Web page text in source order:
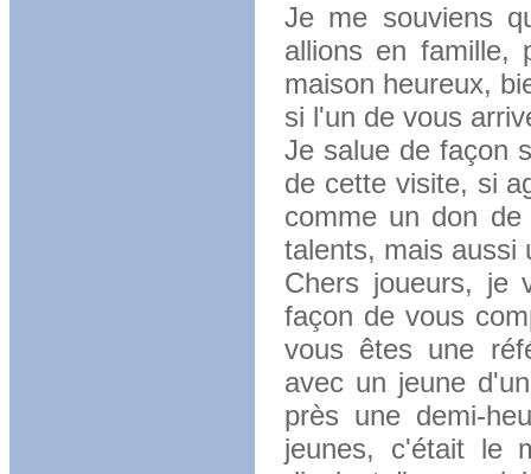
Je me souviens
allions en famille,
maison heureux,
si l'un de vous
Je salue de façon
de cette visite, si
comme un don
talents, mais aussi
Chers joueurs, je
façon de vous
vous êtes une
avec un jeune
près une demi-
jeunes, c'était le